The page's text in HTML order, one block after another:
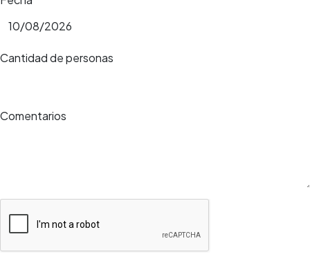
Cantidad de personas
Comentarios